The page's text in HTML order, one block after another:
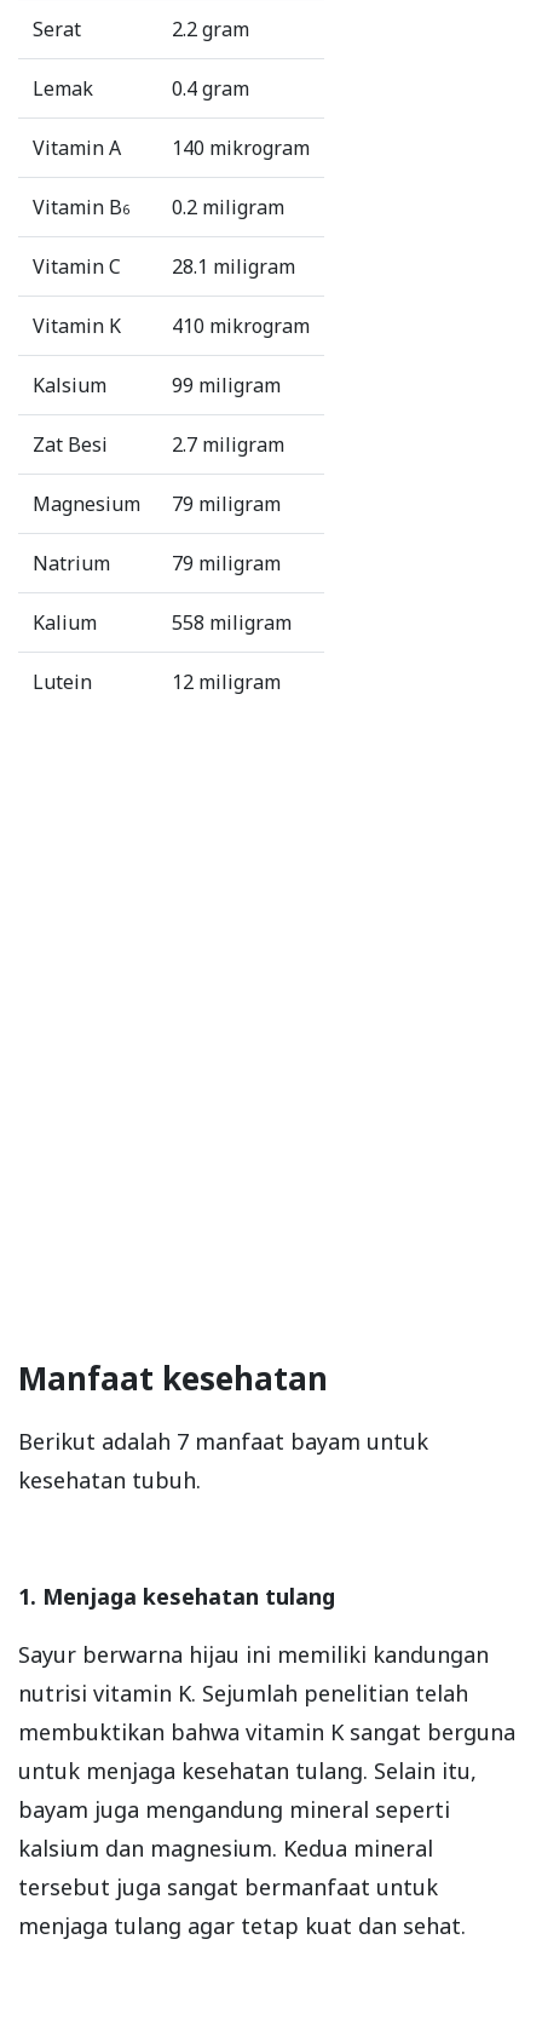
Serat 2.2 gram
Lemak 0.4 gram
Vitamin A 140 mikrogram
Vitamin B6 0.2 miligram
Vitamin C 28.1 miligram
Vitamin K 410 mikrogram
Kalsium 99 miligram
Zat Besi 2.7 miligram
Magnesium 79 miligram
Natrium 79 miligram
Kalium 558 miligram
Lutein 12 miligram
Manfaat kesehatan
Berikut adalah 7 manfaat bayam untuk
kesehatan tubuh.
1. Menjaga kesehatan tulang
Sayur berwarna hijau ini memiliki kandungan
nutrisi vitamin K. Sejumlah penelitian telah
membuktikan bahwa vitamin K sangat berguna
untuk menjaga kesehatan tulang. Selain itu,
bayam juga mengandung mineral seperti
kalsium dan magnesium. Kedua mineral
tersebut juga sangat bermanfaat untuk
menjaga tulang agar tetap kuat dan sehat.